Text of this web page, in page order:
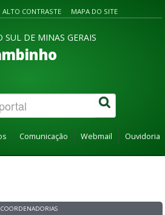
ALTO CONTRASTE MAPA DO SITE
DE MINAS GERAIS
Comunicação Webmail Ouvidoria
COORDENADORIAS